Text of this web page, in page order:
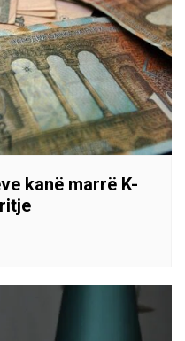
kanë marrë K-